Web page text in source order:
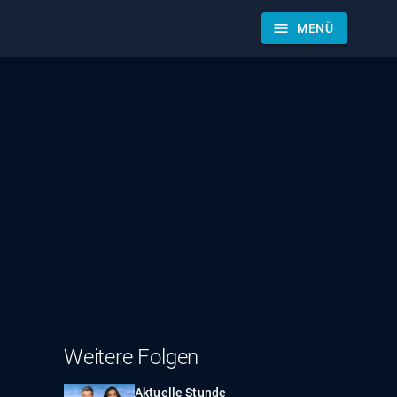
menu MENÜ
Weitere Folgen
Aktuelle Stunde